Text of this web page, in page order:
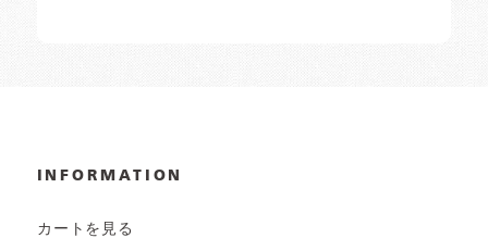
INFORMATION
カートを見る